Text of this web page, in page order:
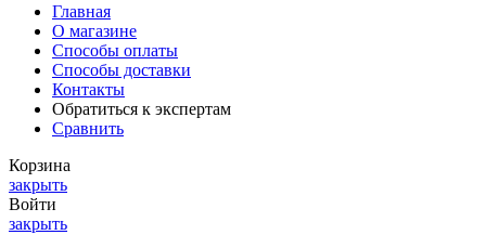
Главная
О магазине
Способы оплаты
Способы доставки
Контакты
Обратиться к экспертам
Сравнить
Корзина
закрыть
Войти
закрыть